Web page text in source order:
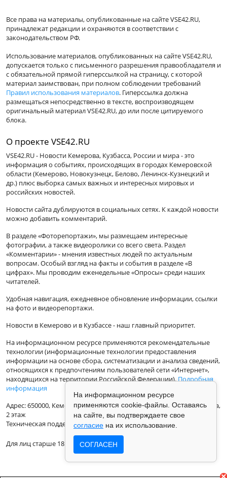
Все права на материалы, опубликованные на сайте VSE42.RU,
принадлежат редакции и охраняются в соответствии с
законодательством РФ.
Использование материалов, опубликованных на сайте VSE42.RU,
допускается только с письменного разрешения правообладателя и
с обязательной прямой гиперссылкой на страницу, с которой
материал заимствован, при полном соблюдении требований
Правил использования материалов. Гиперссылка должна
размещаться непосредственно в тексте, воспроизводящем
оригинальный материал VSE42.RU, до или после цитируемого
блока.
О проекте VSE42.RU
VSE42.RU - Новости Кемерова, Кузбасса, России и мира - это
информация о событиях, происходящих в городах Кемеровской
области (Кемерово, Новокузнецк, Белово, Ленинск-Кузнецкий и
др.) плюс выборка самых важных и интересных мировых и
российских новостей.
Новости сайта дублируются в социальных сетях. К каждой новости
можно добавить комментарий.
В разделе «Фоторепортажи», мы размещаем интересные
фотографии, а также видеоролики со всего света. Раздел
«Комментарии» - мнения известных людей по актуальным
вопросам. Особый взгляд на факты и события в разделе «В
цифрах». Мы проводим еженедельные «Опросы» среди наших
читателей.
Удобная навигация, ежедневное обновление информации, ссылки
на фото и видеорепортажи.
Новости в Кемерово и в Кузбассе - наш главный приоритет.
На информационном ресурсе применяются рекомендательные
технологии (информационные технологии предоставления
информации на основе сбора, систематизации и анализа сведений,
относящихся к предпочтениям пользователей сети «Интернет»,
находящихся на территории Российской Федерации). Подробная
информация
Адрес: 650000, Кемеровская Область, г.Кемерово, ул.Кузбасская 33а,
2 этаж
Техническая поддержка: support@vse42.ru
Для лиц старше 18 лет.
На информационном ресурсе
применяются cookie-файлы. Оставаясь
на сайте, вы подтверждаете свое
согласие на их использование.
СОГЛАСЕН